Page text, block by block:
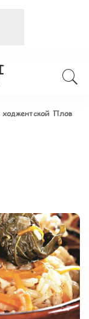
ходжентской Плов